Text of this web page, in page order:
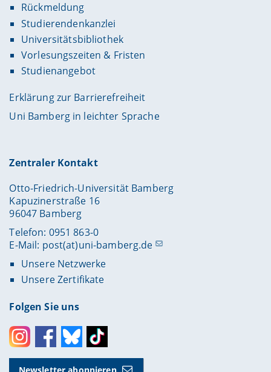
Rückmeldung
Studierendenkanzlei
Universitätsbibliothek
Vorlesungszeiten & Fristen
Studienangebot
Erklärung zur Barrierefreiheit
Uni Bamberg in leichter Sprache
Zentraler Kontakt
Otto-Friedrich-Universität Bamberg
Kapuzinerstraße 16
96047 Bamberg
Telefon: 0951 863-0
E-Mail: post(at)uni-bamberg.de
Unsere Netzwerke
Unsere Zertifikate
Folgen Sie uns
InstagramFacebookBlueskyToktok